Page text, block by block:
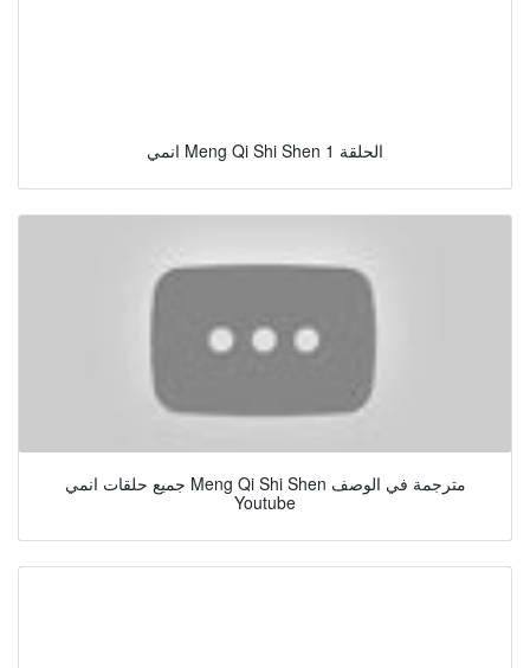
انمي Meng Qi Shi Shen الحلقة 1
جميع حلقات انمي Meng Qi Shi Shen مترجمة في الوصف
Youtube